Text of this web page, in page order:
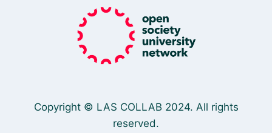
Copyright © LAS COLLAB 2024. All rights
reserved.